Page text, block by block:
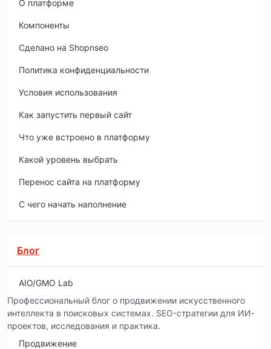
O платформе
Компоненты
Сделано на Shopnseo
Политика конфиденциальности
Условия использования
Как запустить первый сайт
Что уже встроено в платформу
Какой уровень выбрать
Перенос сайта на платформу
С чего начать наполнение
Блог
AIO/GMO Lab
Профессиональный блог о продвижении искусственного
интеллекта в поисковых системах. SEO-стратегии для ИИ-
проектов, исследования и практика.
Продвижение